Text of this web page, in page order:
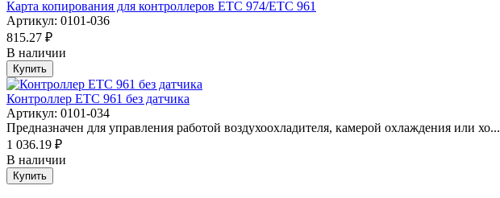
Карта копирования для контроллеров ETC 974/ETC 961
Артикул: 0101-036
815.27 ₽
В наличии
Купить
Контроллер ETC 961 без датчика
Артикул: 0101-034
Предназначен для управления работой воздухоохладителя, камерой охлаждения или хо...
1 036.19 ₽
В наличии
Купить